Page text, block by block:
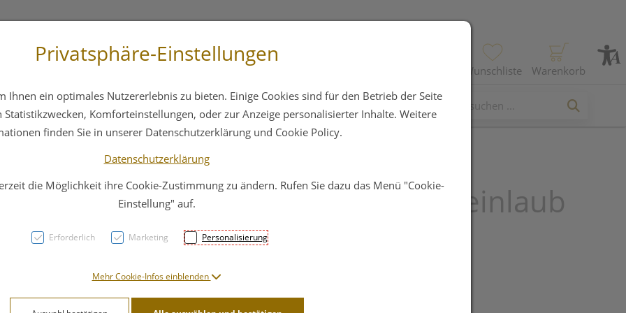
Wunschliste Warenkorb
Hautpflege Familie Nahrungsergänzung
Anifer® Rotes Weinlaub
Creme
9,91 EUR
Privatsphäre-Einstellungen
Ihnen ein optimales Nutzererlebnis zu bieten. Einige Cookies sind für den Betrieb der Seite
Komforteinstellungen, oder zur Anzeige personalisierter Inhalte. Weitere
finden Sie in unserer Datenschutzerklärung und Cookie Policy.
Datenschutzerklärung
die Möglichkeit ihre Cookie-Zustimmung zu ändern. Rufen Sie dazu das Menü "Cookie-
Einstellung" auf.
Erforderlich Marketing Personalisierung
Mehr Cookie-Infos einblenden